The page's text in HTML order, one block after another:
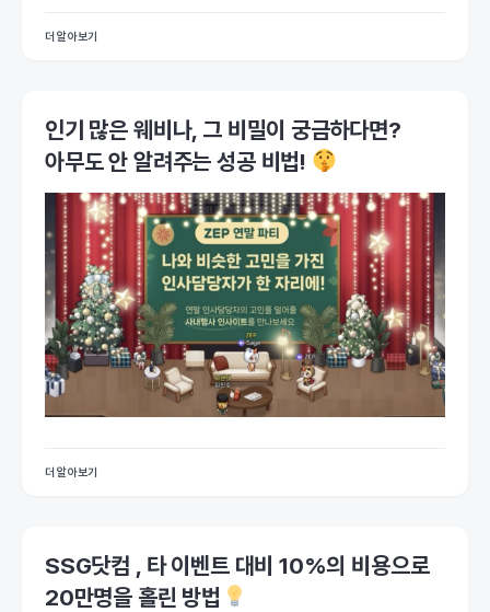
더 알아보기
인기 많은 웨비나, 그 비밀이 궁금하다면?
아무도 안 알려주는 성공 비법!
더 알아보기
SSG닷컴 , 타 이벤트 대비 10%의 비용으로
20만명을 홀린 방법